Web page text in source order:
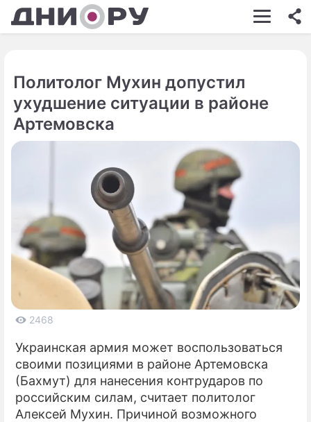
ШОУ-БИЗНЕС
КИНО
НЕДВИЖИМОСТЬ
ЗДОРОВЬЕ
ЭКОНОМИКА
ПРОИСШЕСТВИЯ
СОННИК
СТИЛЬ ЖИЗНИ
СЕРИАЛЫ
ИГРЫ
О ПРОЕКТЕ
Политолог Мухин допустил
ухудшение ситуации в районе
Артемовска
2468
Украинская армия может воспользоваться
своими позициями в районе Артемовска
(Бахмут) для нанесения контрударов по
российским силам, считает политолог
Алексей Мухин. Причиной возможного